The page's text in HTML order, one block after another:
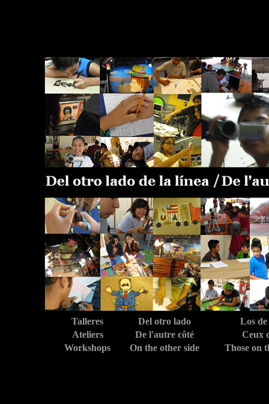
Talleres Del otro lado
Los
Ateliers
De l'autre côté
Ceux
Workshops
On the other side Those on